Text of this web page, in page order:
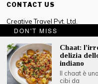
CONTACT US
Creative Travel Pvt. Ltd.
Creative Plaza, 283 Udyog
Gurugram, Haryana –
Tel: +91-124 4567777
Email:
DON'T MISS
Chaat:
delizia
indiano
Il chaat è
cibi da